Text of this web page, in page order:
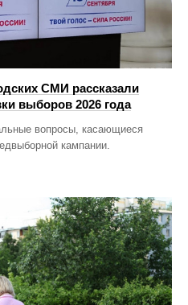
СМИ рассказали
выборов 2026 года
вопросы, касающиеся
кампании.